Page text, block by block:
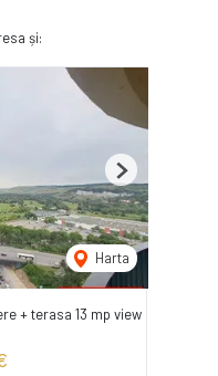
și:
Harta
Next
+ terasa 13 mp view